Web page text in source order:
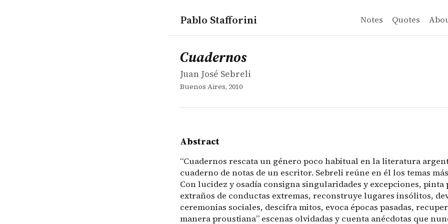
Pablo Stafforini Notes Quotes
works
Juan José Sebreli
Cuadernos
book
&ldquo;Cuadernos rescata un género poco habitual en la
Cuadernos
Juan José Sebreli
Buenos Aires, 2010
Abstract
“Cuadernos rescata un género poco habitual en la literatura
cuaderno de notas de un escritor. Sebreli reúne en él los temas
Con lucidez y osadía consigna singularidades y excepciones, pinta
extraños de conductas extremas, reconstruye lugares insólitos,
ceremonias sociales, descifra mitos, evoca épocas pasadas,
manera proustiana” escenas olvidadas y cuenta anécdotas que